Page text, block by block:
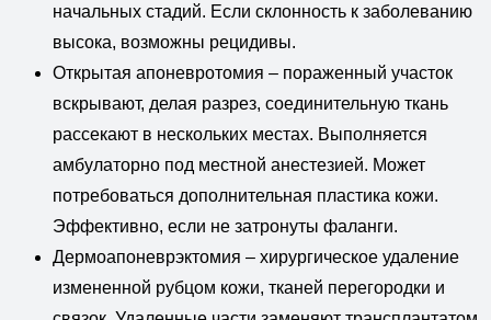
начальных стадий. Если склонность к заболеванию
высока, возможны рецидивы.
Открытая апоневротомия – пораженный участок
вскрывают, делая разрез, соединительную ткань
рассекают в нескольких местах. Выполняется
амбулаторно под местной анестезией. Может
потребоваться дополнительная пластика кожи.
Эффективно, если не затронуты фаланги.
Дермоапоневрэктомия – хирургическое удаление
измененной рубцом кожи, тканей перегородки и